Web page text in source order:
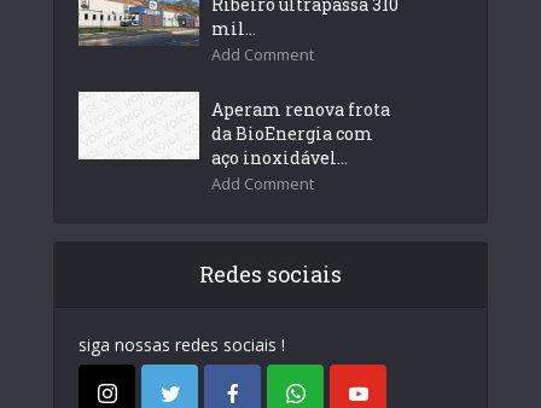
mil...
Add Comment
Aperam renova frota
da BioEnergia com
aço inoxidável...
Add Comment
Redes sociais
siga nossas redes sociais !